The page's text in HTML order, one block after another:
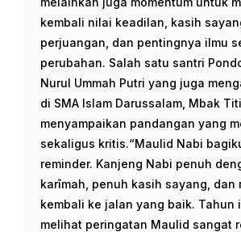
kembali nilai keadilan, kasih
perjuangan, dan pentingnya ilmu
perubahan. Salah satu santri
Nurul Ummah Putri yang juga
di SMA Islam Darussalam, Mbak
menyampaikan pandangan yang
sekaligus kritis.“Maulid Nabi
reminder. Kanjeng Nabi penuh
karīmah, penuh kasih sayang, dan
kembali ke jalan yang baik. Tahun
melihat peringatan Maulid sangat